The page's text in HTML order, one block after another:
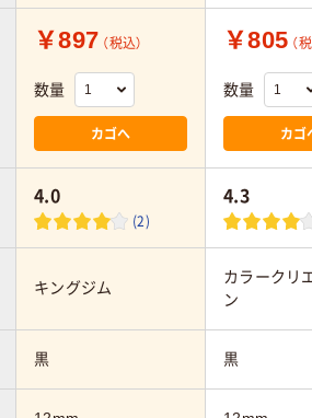
￥897 （税込）
数量
カゴへ
￥805 （
数量
カゴ
4.0
(2)
4.3
キングジム
カラークリ
ン
黒 黒